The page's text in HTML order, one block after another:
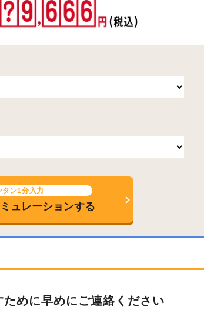
タン1分入力
ュレーションする
めに早めにご連絡ください